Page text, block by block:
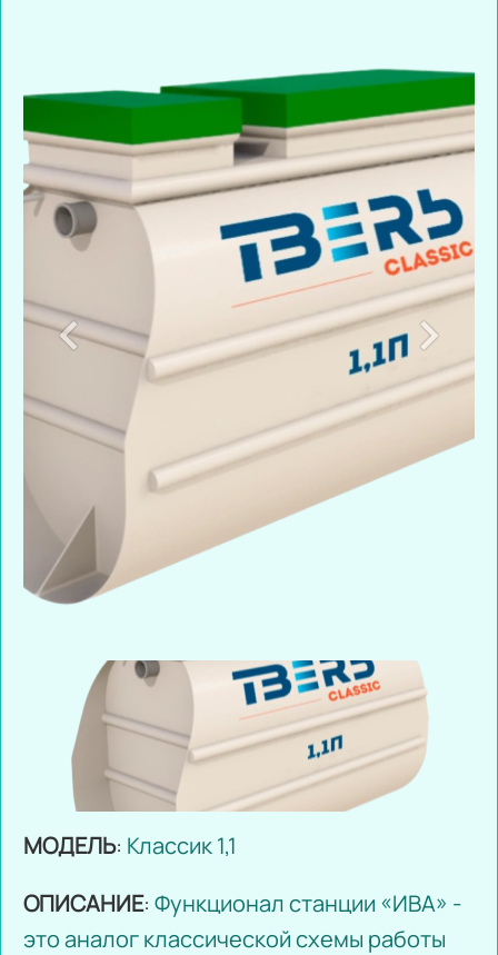
МОДЕЛЬ: Классик 1,1
ОПИСАНИЕ: Функционал станции «ИВА» -
это аналог классической схемы работы